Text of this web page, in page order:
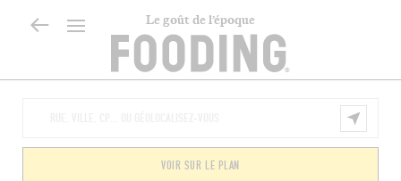
Le goût de l’époque
VOIR SUR LE PLAN